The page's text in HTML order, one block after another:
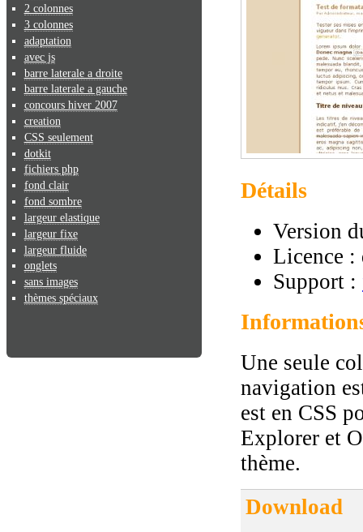
2 colonnes
3 colonnes
adaptation
avec js
barre laterale a droite
barre laterale a gauche
concours hiver 2007
creation
CSS seulement
dotkit
fichiers php
fond clair
fond sombre
largeur elastique
largeur fixe
largeur fluide
onglets
sans images
thèmes spéciaux
Détails
Version
Licence :
Support :
Une seule
navigation
est en CSS
Explorer et
thème.
Download